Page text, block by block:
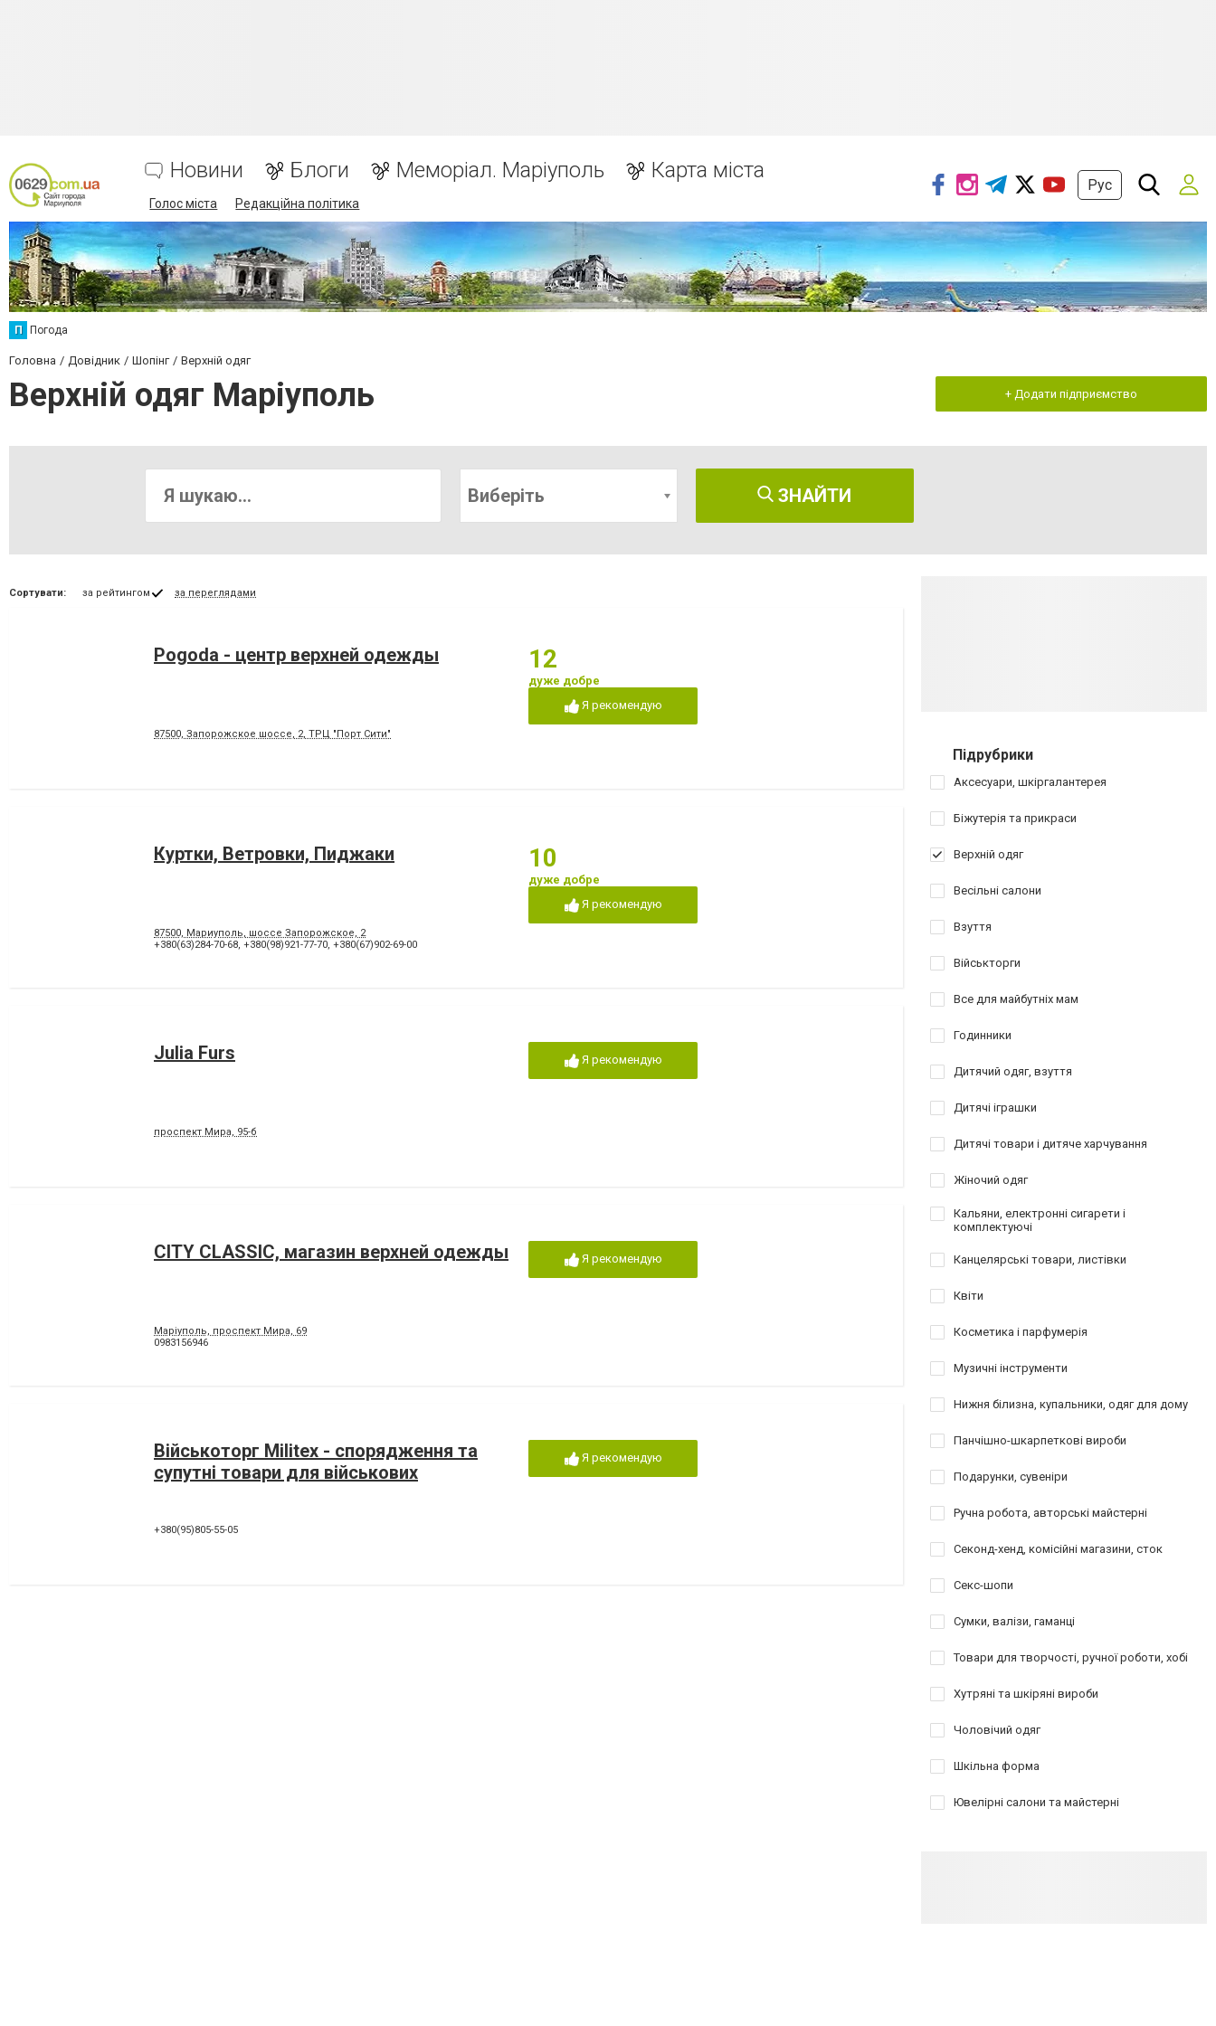
Новини Блоги Меморіал. Маріуполь Карта міста
Голос міста Редакційна політика
Рус
П Погода
Головна Довідник Шопінг Верхній одяг
Верхній одяг Маріуполь + Додати підприємство
Виберіть ЗНАЙТИ
Сортувати: за рейтингом за переглядами
Pogoda - центр верхней одежды
87500, Запорожское шоссе, 2, ТРЦ "Порт Сити"
12
дуже добре
Я рекомендую
Куртки, Ветровки, Пиджаки
87500, Мариуполь, шоссе Запорожское, 2
+380(63)284-70-68, +380(98)921-77-70, +380(67)902-69-00
10
дуже добре
Я рекомендую
Julia Furs
проспект Мира, 95-б
Я рекомендую
CITY CLASSIC, магазин верхней одежды
Маріуполь, проспект Мира, 69
0983156946
Я рекомендую
Військоторг Militex - спорядження та
супутні товари для військових
+380(95)805-55-05
Я рекомендую
Підрубрики
Аксесуари, шкіргалантерея
Біжутерія та прикраси
Верхній одяг
Весільні салони
Взуття
Військторги
Все для майбутніх мам
Годинники
Дитячий одяг, взуття
Дитячі іграшки
Дитячі товари і дитяче харчування
Жіночий одяг
Кальяни, електронні сигарети і
комплектуючі
Канцелярські товари, листівки
Квіти
Косметика і парфумерія
Музичні інструменти
Нижня білизна, купальники, одяг для дому
Панчішно-шкарпеткові вироби
Подарунки, сувеніри
Ручна робота, авторські майстерні
Секонд-хенд, комісійні магазини, сток
Секс-шопи
Сумки, валізи, гаманці
Товари для творчості, ручної роботи, хобі
Хутряні та шкіряні вироби
Чоловічий одяг
Шкільна форма
Ювелірні салони та майстерні